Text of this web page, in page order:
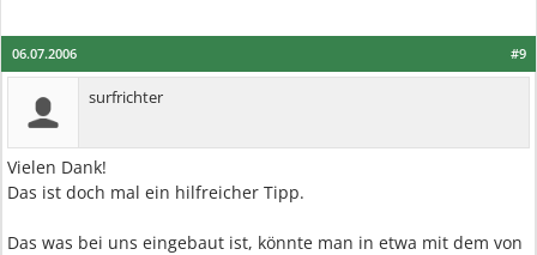
#9
06.07.2006
surfrichter
Vielen Dank!
Das ist doch mal ein hilfreicher Tipp.
Das was bei uns eingebaut ist, könnte man in etwa mit dem von